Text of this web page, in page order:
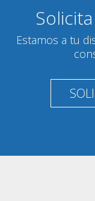
Estamos a tu